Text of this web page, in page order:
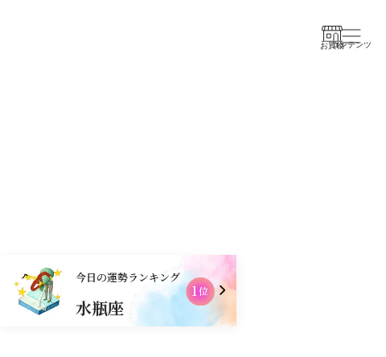
お買物コンテンツ
今日の運勢ランキング
水瓶座
乙女座
1
2位